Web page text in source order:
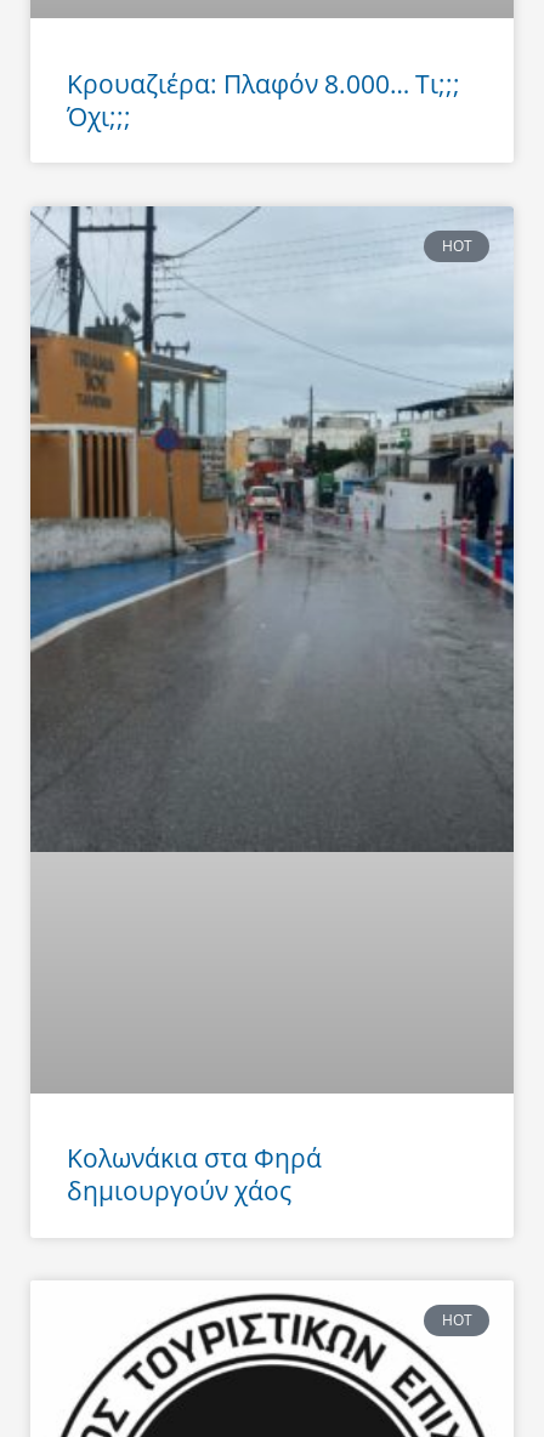
Κρουαζιέρα: Πλαφόν 8.000… Τι;;;
Όχι;;;
HOT
Κολωνάκια στα Φηρά
δημιουργούν χάος
HOT